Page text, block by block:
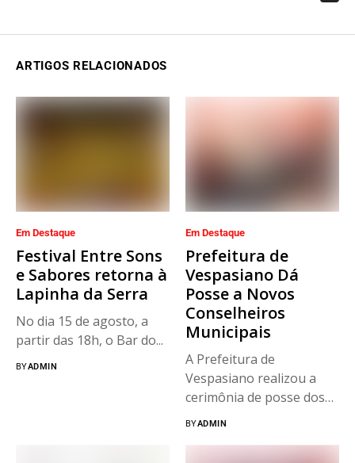
ARTIGOS RELACIONADOS
Em Destaque
Festival Entre Sons
e Sabores retorna à
Lapinha da Serra
No dia 15 de agosto, a
partir das 18h, o Bar do...
BYADMIN
Em Destaque
Prefeitura de
Vespasiano Dá
Posse a Novos
Conselheiros
Municipais
A Prefeitura de
Vespasiano realizou a
cerimônia de posse dos
novos integrantes...
BYADMIN